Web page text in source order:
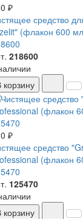
₽
средство
(флакон 600
218600
корзину
₽
средство
(флакон
125470
корзину